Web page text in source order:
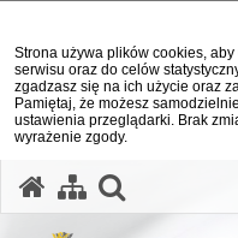
Strona używa plików cookies,
serwisu oraz do celów
zgadzasz się na ich użycie oraz
Pamiętaj, że możesz
ustawienia przeglądarki. Brak
wyrażenie zgody.